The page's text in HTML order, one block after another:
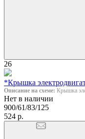
26
*Крышка
Описание на схеме: Крышка
Нет в наличии
900/61/83/125
524 р.